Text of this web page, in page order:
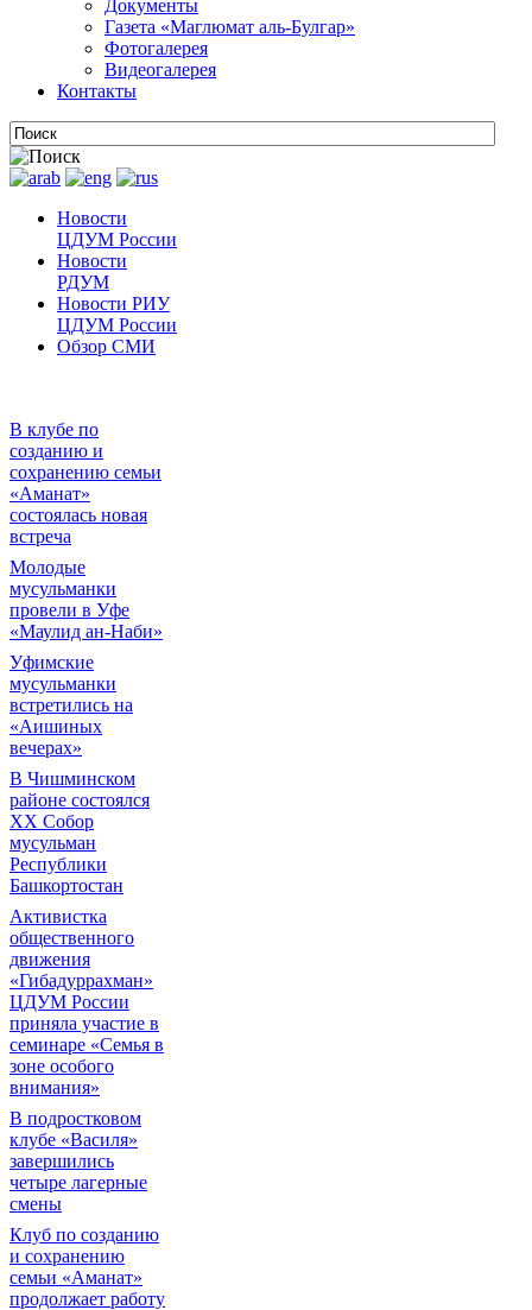
Документы
Газета «Маглюмат аль-Булгар»
Фотогалерея
Видеогалерея
Контакты
Новости
ЦДУМ России
Новости
РДУМ
Новости РИУ
ЦДУМ России
Обзор СМИ
В клубе по
созданию и
сохранению семьи
«Аманат»
состоялась новая
встреча
Молодые
мусульманки
провели в Уфе
«Маулид ан-Наби»
Уфимские
мусульманки
встретились на
«Аишиных
вечерах»
В Чишминском
районе состоялся
XX Собор
мусульман
Республики
Башкортостан
Активистка
общественного
движения
«Гибадуррахман»
ЦДУМ России
приняла участие в
семинаре «Семья в
зоне особого
внимания»
В подростковом
клубе «Василя»
завершились
четыре лагерные
смены
Клуб по созданию
и сохранению
семьи «Аманат»
продолжает работу